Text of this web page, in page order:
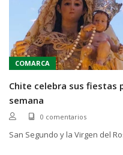
COMARCA
Chite celebra sus fiestas
semana
0 comentarios
San Segundo y la Virgen del